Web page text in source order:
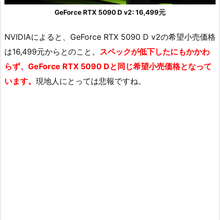
GeForce RTX 5090 D v2: 16,499元
NVIDIAによると、GeForce RTX 5090 D v2の希望小売価格
は16,499元からとのこと。 スペックが低下したにもかかわ
らず、GeForce RTX 5090 Dと同じ希望小売価格となって
います。 現地人にとっては悲報ですね。